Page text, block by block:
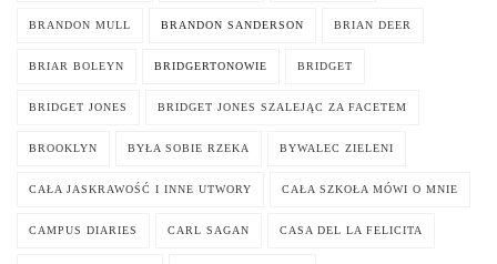
BRANDON MULL BRANDON SANDERSON BRIAN DEER
BRIAR BOLEYN BRIDGERTONOWIE BRIDGET
BRIDGET JONES BRIDGET JONES SZALEJĄC ZA FACETEM
BROOKLYN BYŁA SOBIE RZEKA BYWALEC ZIELENI
CAŁA JASKRAWOŚĆ I INNE UTWORY CAŁA SZKOŁA MÓWI O MNIE
CAMPUS DIARIES CARL SAGAN CASA DEL LA FELICITA